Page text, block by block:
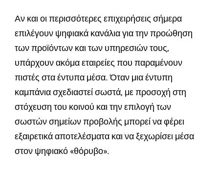
Αν και οι περισσότερες επιχειρήσεις σήμερα
επιλέγουν ψηφιακά κανάλια για την προώθηση
των προϊόντων και των υπηρεσιών τους,
υπάρχουν ακόμα εταιρείες που παραμένουν
πιστές στα έντυπα μέσα. Όταν μια έντυπη
καμπάνια σχεδιαστεί σωστά, με προσοχή στη
στόχευση του κοινού και την επιλογή των
σωστών σημείων προβολής μπορεί να φέρει
εξαιρετικά αποτελέσματα και να ξεχωρίσει μέσα
στον ψηφιακό «θόρυβο».